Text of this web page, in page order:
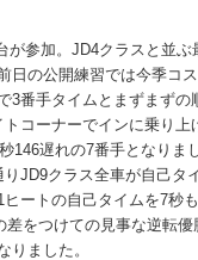
が参加。JD4クラスと並ぶ
日の公開練習では今季コ
3番手タイムとまずまず
コーナーでインに乗り上
146遅れの7番手となりま
JD9クラス全車が自己タ
ートの自己タイムを7秒
差をつけての見事な逆転
りました。